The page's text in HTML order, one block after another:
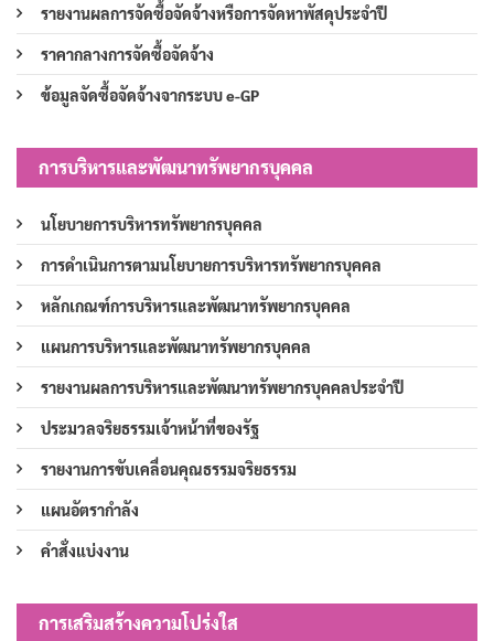
รายงานผลการจัดซื้อจัดจ้างหรือการจัดหาพัสดุประจำปี
ราคากลางการจัดซื้อจัดจ้าง
ข้อมูลจัดซื้อจัดจ้างจากระบบ e-GP
การบริหารและพัฒนาทรัพยากรบุคคล
นโยบายการบริหารทรัพยากรบุคคล
การดำเนินการตามนโยบายการบริหารทรัพยากรบุคคล
หลักเกณฑ์การบริหารและพัฒนาทรัพยากรบุคคล
แผนการบริหารและพัฒนาทรัพยากรบุคคล
รายงานผลการบริหารและพัฒนาทรัพยากรบุคคลประจำปี
ประมวลจริยธรรมเจ้าหน้าที่ของรัฐ
รายงานการขับเคลื่อนคุณธรรมจริยธรรม
แผนอัตรากำลัง
คำสั่งแบ่งงาน
การเสริมสร้างความโปร่งใส